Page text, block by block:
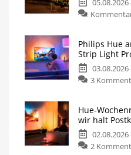
Philips Hue
Strip Light
3
Hue-
wir halt
2